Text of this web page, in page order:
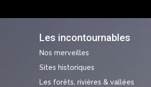
Les incontournables
Nos merveilles
Sites historiques
Les forêts, rivières & vallées